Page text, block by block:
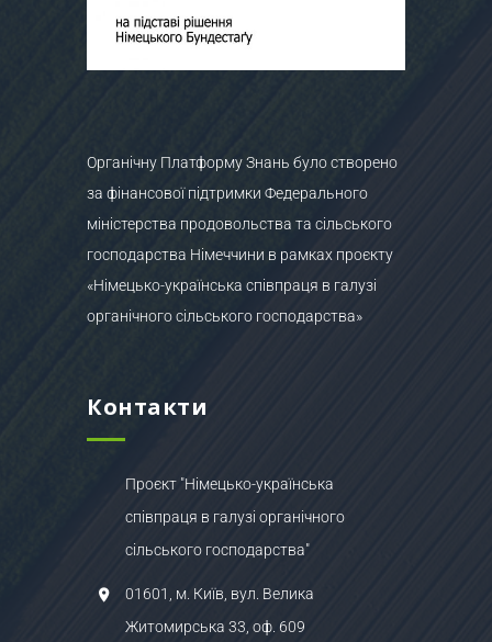
Органічну Платформу Знань було створено
за фінансової підтримки Федерального
міністерства продовольства та сільського
господарства Німеччини в рамках проєкту
«Німецько-українська співпраця в галузі
органічного сільського господарства»
Контакти
Проєкт "Німецько-українська
співпраця в галузі органічного
сільського господарства"
01601, м. Київ, вул. Велика
Житомирська 33, оф. 609